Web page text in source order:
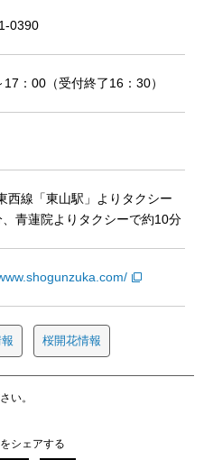
0390
：00（受付終了16：30）
西線「東山駅」よりタクシー
、青蓮院よりタクシーで約10分
桜開花情報
い。
シェアする